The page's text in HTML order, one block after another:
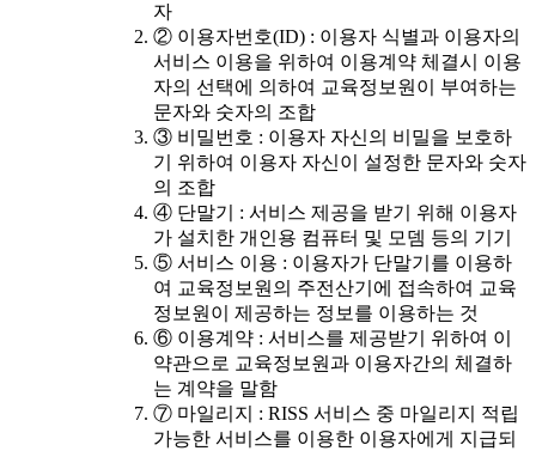
자
② 이용자번호(ID) : 이용자 식별과 이용자의
서비스 이용을 위하여 이용계약 체결시 이용
자의 선택에 의하여 교육정보원이 부여하는
문자와 숫자의 조합
③ 비밀번호 : 이용자 자신의 비밀을 보호하
기 위하여 이용자 자신이 설정한 문자와 숫자
의 조합
④ 단말기 : 서비스 제공을 받기 위해 이용자
가 설치한 개인용 컴퓨터 및 모뎀 등의 기기
⑤ 서비스 이용 : 이용자가 단말기를 이용하
여 교육정보원의 주전산기에 접속하여 교육
정보원이 제공하는 정보를 이용하는 것
⑥ 이용계약 : 서비스를 제공받기 위하여 이
약관으로 교육정보원과 이용자간의 체결하
는 계약을 말함
⑦ 마일리지 : RISS 서비스 중 마일리지 적립
가능한 서비스를 이용한 이용자에게 지급되